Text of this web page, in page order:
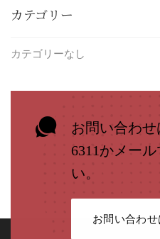
カテゴリー
カテゴリーなし
お問い合わせ
6311かメー
い。
お問い合わせ